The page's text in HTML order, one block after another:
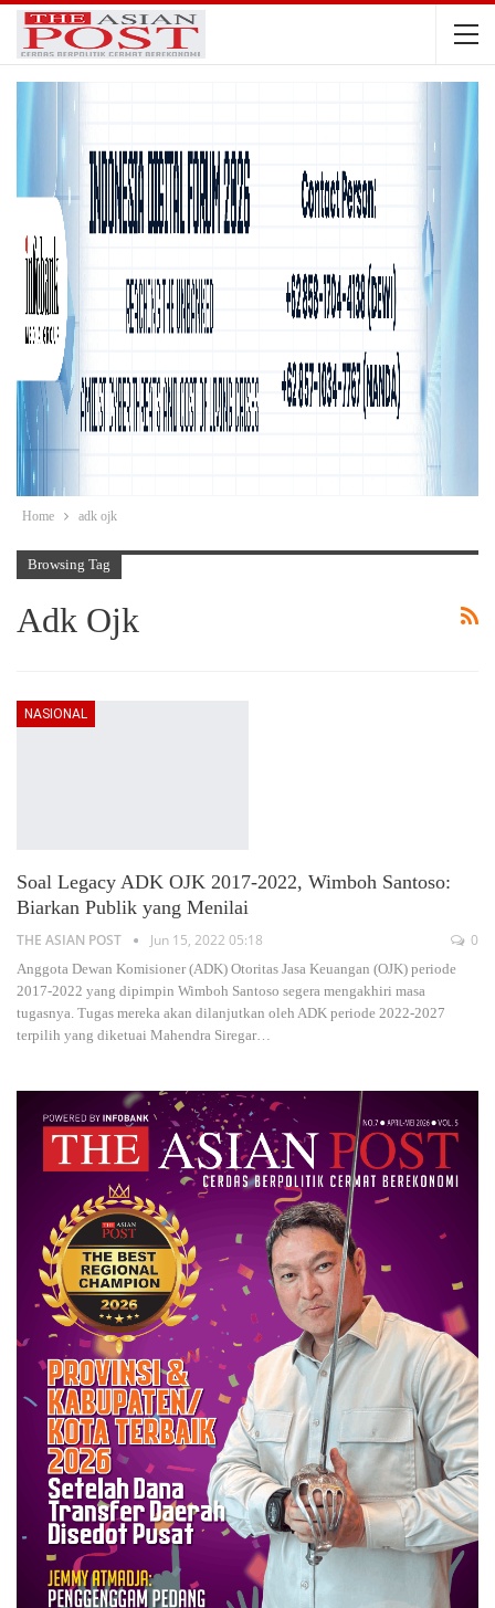
Home adk ojk
Browsing Tag
Adk Ojk
NASIONAL
Soal Legacy ADK OJK 2017-2022, Wimboh Santoso:
Biarkan Publik yang Menilai
THE ASIAN POST Jun 15, 2022 05:18 0
Anggota Dewan Komisioner (ADK) Otoritas Jasa Keuangan (OJK) periode
2017-2022 yang dipimpin Wimboh Santoso segera mengakhiri masa
tugasnya. Tugas mereka akan dilanjutkan oleh ADK periode 2022-2027
terpilih yang diketuai Mahendra Siregar…